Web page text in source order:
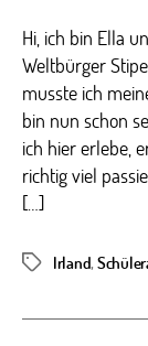
Hi, ich bin Ella
Weltbürger
musste ich
bin nun schon
ich hier erlebe,
richtig viel
[…]
Schlagwörter
Irland,